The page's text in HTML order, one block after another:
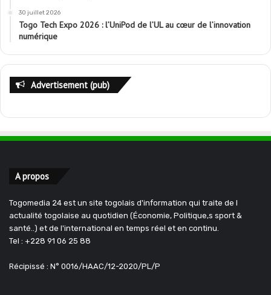
30 juillet 2026
Togo Tech Expo 2026 : l’UniPod de l’UL au cœur de l’innovation
numérique
Advertisement (pub)
A propos
Togomedia 24 est un site togolais d'information qui traite de l
actualité togolaise au quotidien (Économie, Politique,s sport &
santé..) et de l'international en temps réel et en continu.
Tel : +228 91 06 25 88
Récipissé : N° 0016/HAAC/12-2020/PL/P